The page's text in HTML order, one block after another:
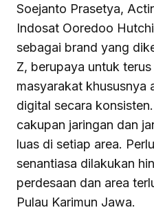
Soejanto Prasetya,
Indosat Ooredoo
sebagai brand yang
Z, berupaya untuk
masyarakat khususnya
digital secara
cakupan jaringan dan
luas di setiap area.
senantiasa dilakukan
perdesaan dan area
Pulau Karimun Jawa.